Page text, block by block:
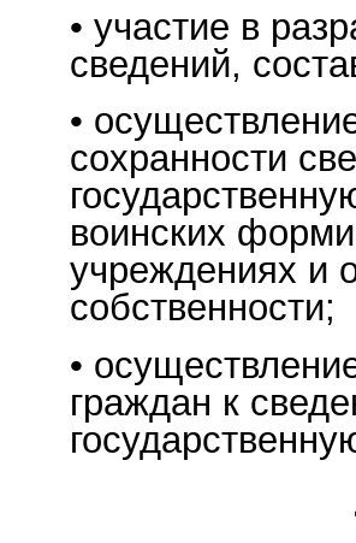
• участие в
сведений,
•
сохранности
воинских
учреждениях и
собственности;
•
граждан к